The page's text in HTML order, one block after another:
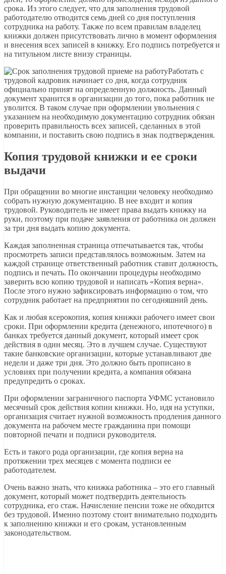
срока. Из этого следует, что для заполнения трудовой
работодателю отводится семь дней со дня поступления
сотрудника на работу. Также по всем правилам владелец
книжки должен присутствовать лично в момент оформления
и внесения всех записей в книжку. Его подпись потребуется и
на титульном листе внизу страницы.
Работать с
трудовой кадровик начинает со дня, когда сотрудник
официально принят на определенную должность. Данный
документ хранится в организации до того, пока работник не
уволится. В таком случае при оформлении увольнения с
указанием на необходимую документацию сотрудник обязан
проверить правильность всех записей, сделанных в этой
компании, и поставить свою подпись в знак подтверждения.
Копия трудовой книжки и ее сроки
выдачи
При обращении во многие инстанции человеку необходимо
собрать нужную документацию. В нее входит и копия
трудовой. Руководитель не имеет права выдать книжку на
руки, поэтому при подаче заявления от работника он должен
за три дня выдать копию документа.
Каждая заполненная страница отпечатывается так, чтобы
просмотреть записи представлялось возможным. Затем на
каждой странице ответственный работник ставит должность,
подпись и печать. По окончании процедуры необходимо
заверить всю копию трудовой и написать «Копия верна».
После этого нужно зафиксировать информацию о том, что
сотрудник работает на предприятии по сегодняшний день.
Как и любая ксерокопия, копия книжки рабочего имеет свои
сроки. При оформлении кредита (денежного, ипотечного) в
банках требуется данный документ, который имеет срок
действия в один месяц. Это в лучшем случае. Существуют
такие банковские организации, которые устанавливают две
недели и даже три дня. Это должно быть прописано в
условиях при получении кредита, а компания обязана
предупредить о сроках.
При оформлении заграничного паспорта УФМС установило
месячный срок действия копии книжки. Но, идя на уступки,
организация считает нужной возможность продления данного
документа на рабочем месте гражданина при помощи
повторной печати и подписи руководителя.
Есть и такого рода организации, где копия верна на
протяжении трех месяцев с момента подписи ее
работодателем.
Очень важно знать, что книжка работника – это его главный
документ, который может подтвердить деятельность
сотрудника, его стаж. Начисление пенсии тоже не обходится
без трудовой. Именно поэтому стоит внимательно подходить
к заполнению книжки и его срокам, установленным
законодательством.